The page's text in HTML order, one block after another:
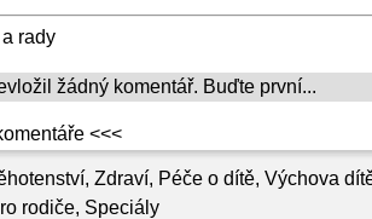
, Zdraví, Péče o dítě, Výchova
rodiče, Speciály
rady
žádný komentář. Buďte první...
<<<